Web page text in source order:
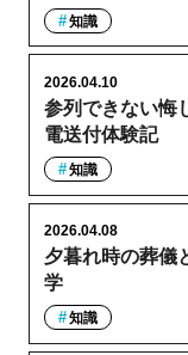
知識
参列できない悔
電送付体験記
2026.04.10
知識
夕暮れ時の葬儀
学
2026.04.08
知識